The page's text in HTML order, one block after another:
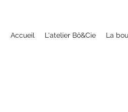
Accueil L'atelier Bô&Cie La